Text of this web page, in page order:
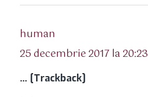
human
25 decembrie 2017 la 20:23
… [Trackback]